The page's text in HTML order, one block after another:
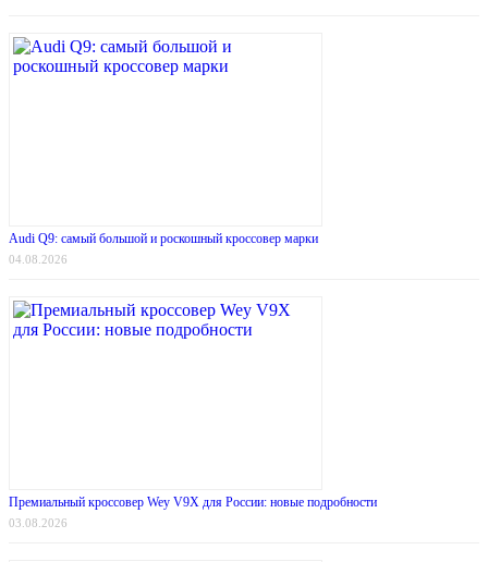
Audi Q9: самый большой и роскошный кроссовер марки
04.08.2026
Премиальный кроссовер Wey V9X для России: новые подробности
03.08.2026